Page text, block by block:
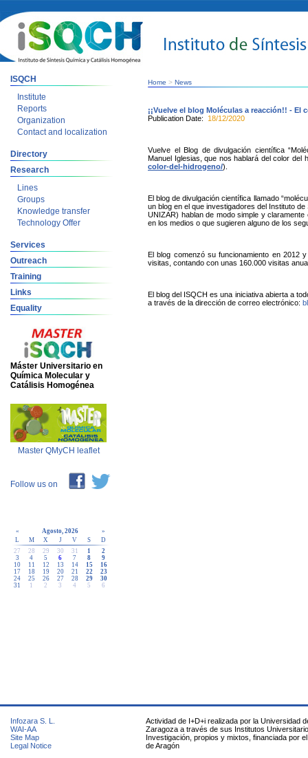
ISQCH
Institute
Reports
Organization
Contact and localization
Directory
Research
Lines
Groups
Knowledge transfer
Technology Offer
Services
Outreach
Training
Links
Equality
Máster Universitario en
Química Molecular y
Catálisis Homogénea
Master QMyCH leaflet
Follow us on
« Agosto, 2026
»
L
M X J V S
D
27
28 29 30 31 1
2
3
4 5 6 7 8
9
10
11 12 13 14 15
16
17
18 19 20 21 22
23
24
25 26 27 28 29
30
31
1 2 3 4 5 6
Home > News
¡¡Vuelve el blog Moléculas a reacción!! - El
Publication Date: 18/12/2020
Vuelve el Blog de divulgación científica
Manuel Iglesias, que nos hablará del color del
color-del-hidrogeno/).
El blog de divulgación científica llamado
un blog en el que investigadores del Instituto
UNIZAR) hablan de modo simple y
en los medios o que sugieren alguno de los
El blog comenzó su funcionamiento en 2012
visitas, contando con unas 160.000 visitas
El blog del ISQCH es una iniciativa abierta a
a través de la dirección de correo electrónico:
Infozara S. L.
WAI-AA
Site Map
Legal Notice
Actividad de I+D+i realizada por la Universidad
Zaragoza a través de sus Institutos
Investigación, propios y mixtos, financiada por
de Aragón